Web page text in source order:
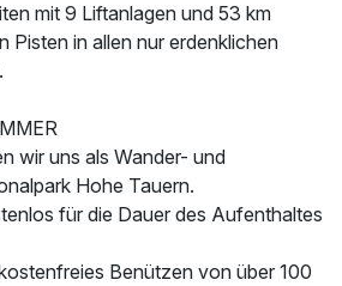
mit 9 Liftanlagen und 53 km
Pisten in allen nur erdenklichen
wir uns als Wander- und
Hohe Tauern.
für die Dauer des Aufenthaltes
Benützen von über 100